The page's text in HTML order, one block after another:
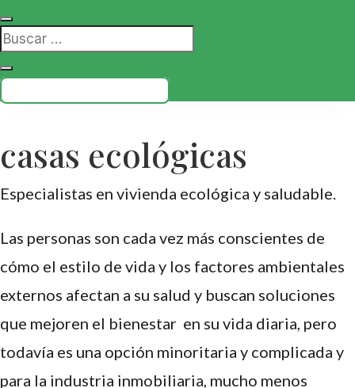
casas ecológicas
Especialistas en vivienda ecológica y saludable.
Las personas son cada vez más conscientes de
cómo el estilo de vida y los factores ambientales
externos afectan a su salud y buscan soluciones
que mejoren el bienestar en su vida diaria, pero
todavía es una opción minoritaria y complicada y
para la industria inmobiliaria, mucho menos